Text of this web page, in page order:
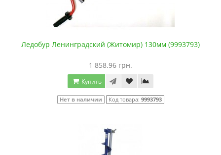
Ледобур Ленинградский (Житомир) 130мм (9993793)
1 858.96 грн.
Купить
Нет в наличии Код товара: 9993793